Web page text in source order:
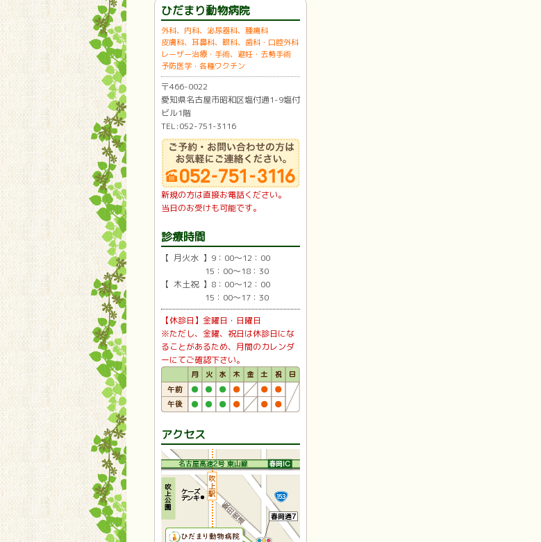
ひだまり動物病院
外科、内科、泌尿器科、腫瘍科
皮膚科、耳鼻科、眼科、歯科・口腔外科
レーザー治療・手術、避妊・去勢手術
予防医学・各種ワクチン
〒466-0022
愛知県名古屋市昭和区塩付通1-9塩付
ビル1階
TEL:052-751-3116
新規の方は直接お電話ください。
当日のお受けも可能です。
診療時間
【 月火水 】9：00〜12：00
15：00〜18：30
【 木土祝 】8：00〜12：00
15：00〜17：30
【休診日】金曜日・日曜日
※ただし、金曜、祝日は休診日にな
ることがあるため、月間のカレンダ
ーにてご確認下さい。
アクセス